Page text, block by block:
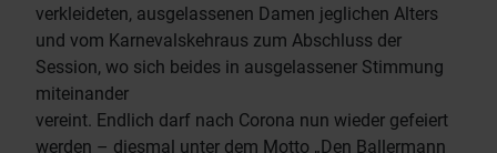
verkleideten, ausgelassenen Damen jeglichen Alters
und vom Karnevalskehraus zum Abschluss der
Session, wo sich beides in ausgelassener Stimmung
miteinander
vereint. Endlich darf nach Corona nun wieder gefeiert
werden – diesmal unter dem Motto „Den Ballermann